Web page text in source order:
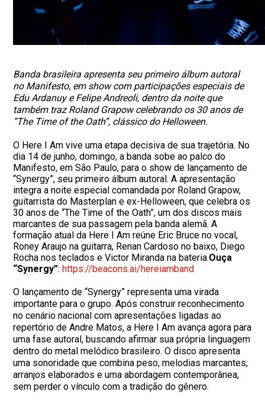
Banda brasileira apresenta seu primeiro álbum autoral
no Manifesto, em show com participações especiais de
Edu Ardanuy e Felipe Andreoli, dentro da noite que
também traz Roland Grapow celebrando os 30 anos de
“The Time of the Oath”, clássico do Helloween.
O Here I Am vive uma etapa decisiva de sua trajetória. No
dia 14 de junho, domingo, a banda sobe ao palco do
Manifesto, em São Paulo, para o show de lançamento de
“Synergy”, seu primeiro álbum autoral. A apresentação
integra a noite especial comandada por Roland Grapow,
guitarrista do Masterplan e ex-Helloween, que celebra os
30 anos de “The Time of the Oath”, um dos discos mais
marcantes de sua passagem pela banda alemã. A
formação atual da Here I Am reúne Eric Bruce no vocal,
Roney Araujo na guitarra, Renan Cardoso no baixo, Diego
Rocha nos teclados e Victor Miranda na bateria.Ouça
“Synergy”:https://beacons.ai/hereiamband
O lançamento de “Synergy” representa uma virada
importante para o grupo. Após construir reconhecimento
no cenário nacional com apresentações ligadas ao
repertório de Andre Matos, a Here I Am avança agora para
uma fase autoral, buscando afirmar sua própria linguagem
dentro do metal melódico brasileiro. O disco apresenta
uma sonoridade que combina peso, melodias marcantes,
arranjos elaborados e uma abordagem contemporânea,
sem perder o vínculo com a tradição do gênero.